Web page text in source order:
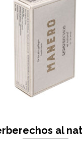
al